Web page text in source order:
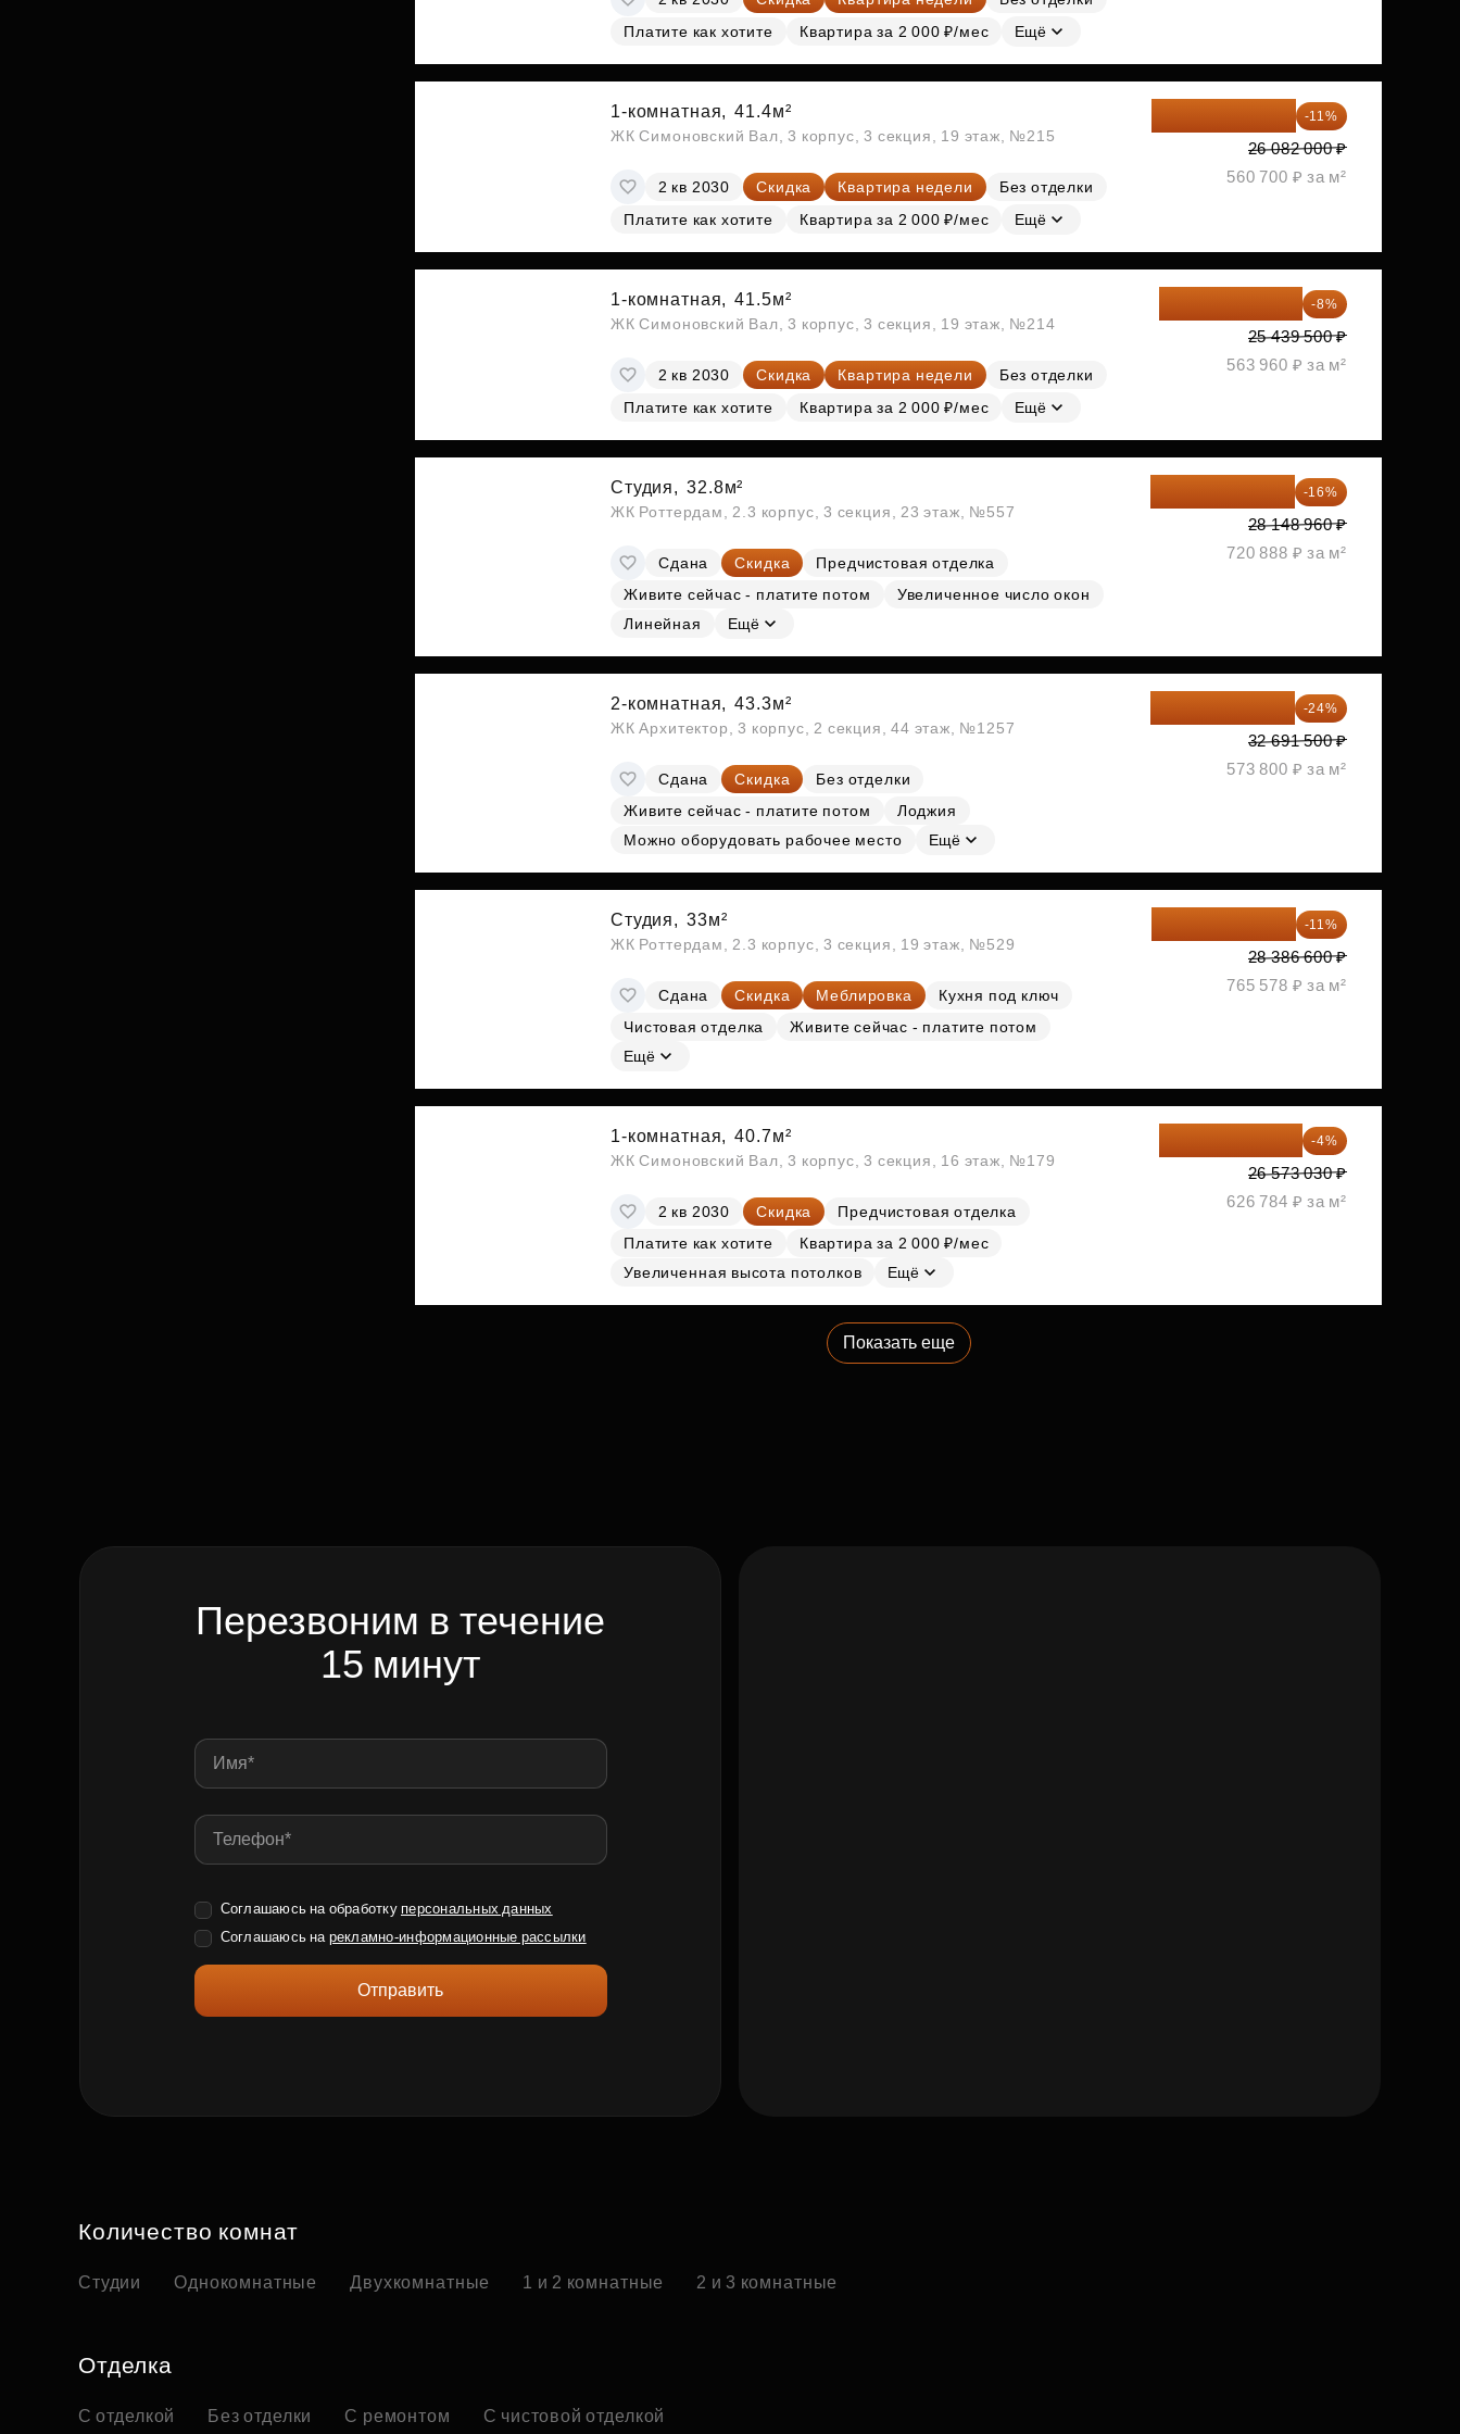
Платите как хотите
Квартира за 2 000 ₽/мес Ещё
1-комнатная, 41.4м²
ЖК Симоновский Вал, 3 корпус, 3 секция, 19 этаж, №215
2 кв 2030 Скидка Квартира недели
Без отделки
Платите как хотите
Квартира за 2 000 ₽/мес Ещё
-11%
26 082 000 ₽
560 700 ₽ за м²
1-комнатная, 41.5м²
ЖК Симоновский Вал, 3 корпус, 3 секция, 19 этаж, №214
2 кв 2030 Скидка Квартира недели
Без отделки
Платите как хотите
Квартира за 2 000 ₽/мес Ещё
23 404 340 ₽ -8%
25 439 500 ₽
563 960 ₽ за м²
Студия, 32.8м²
ЖК Роттердам, 2.3 корпус, 3 секция, 23 этаж, №557
Сдана Скидка
Предчистовая отделка
Живите сейчас - платите потом
Увеличенное число окон
Линейная
Ещё
-16%
28 148 960 ₽
720 888 ₽ за м²
2-комнатная, 43.3м²
ЖК Архитектор, 3 корпус, 2 секция, 44 этаж, №1257
Сдана Скидка
Без отделки
Живите сейчас - платите потом
Лоджия
Можно оборудовать рабочее место
Ещё
-24%
32 691 500 ₽
573 800 ₽ за м²
Студия, 33м²
ЖК Роттердам, 2.3 корпус, 3 секция, 19 этаж, №529
Сдана Скидка Меблировка
Кухня под ключ
Чистовая отделка
Живите сейчас - платите потом
Ещё
-11%
28 386 600 ₽
765 578 ₽ за м²
1-комнатная, 40.7м²
ЖК Симоновский Вал, 3 корпус, 3 секция, 16 этаж, №179
2 кв 2030 Скидка
Предчистовая отделка
Платите как хотите
Квартира за 2 000 ₽/мес
Увеличенная высота потолков
Ещё
25 510 109 ₽ -4%
26 573 030 ₽
626 784 ₽ за м²
Показать еще
Перезвоним в течение
15 минут
Соглашаюсь на обработку персональных данных
Соглашаюсь на рекламно-информационные рассылки
Отправить
Количество комнат
Студии Однокомнатные Двухкомнатные 1 и 2 комнатные 2 и 3 комнатные
Отделка
С отделкой Без отделки С ремонтом С чистовой отделкой